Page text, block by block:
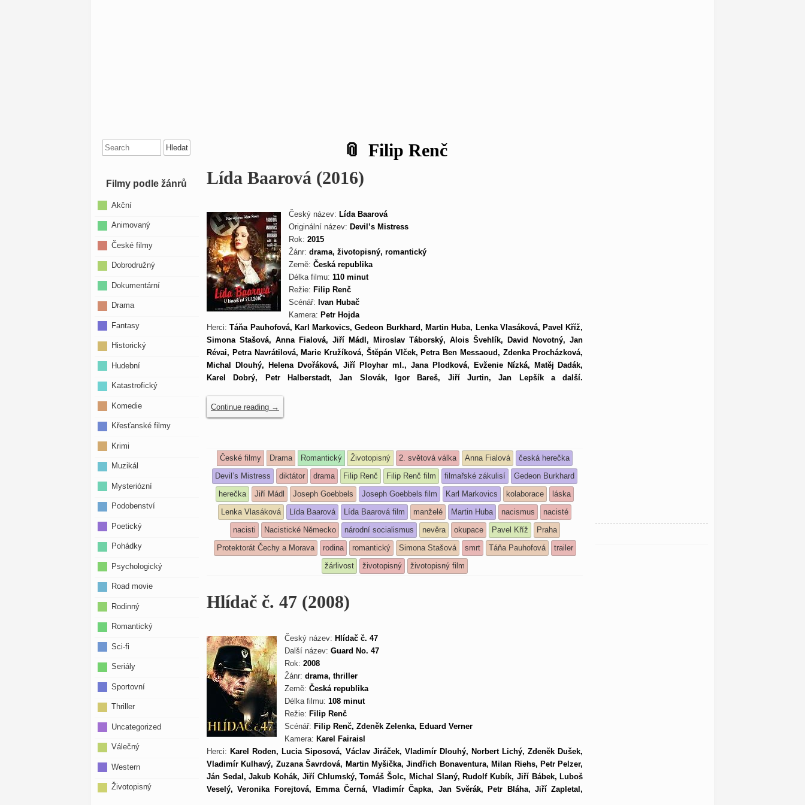
Filip Renč
Lída Baarová (2016)
Český název: Lída Baarová
Originální název: Devil’s Mistress
Rok: 2015
Žánr: drama, životopisný, romantický
Země: Česká republika
Délka filmu: 110 minut
Režie: Filip Renč
Scénář: Ivan Hubač
Kamera: Petr Hojda
Herci:Táňa Pauhofová, Karl Markovics, Gedeon Burkhard, Martin Huba, Lenka Vlasáková, Pavel Kříž,
Simona Stašová, Anna Fialová, Jiří Mádl, Miroslav Táborský, Alois Švehlík, David Novotný, Jan
Révai, Petra Navrátilová, Marie Kružíková, Štěpán Vlček, Petra Ben Messaoud, Zdenka Procházková,
Michal Dlouhý, Helena Dvořáková, Jiří Ployhar ml., Jana Plodková, Evženie Nízká, Matěj Dadák,
Karel Dobrý, Petr Halberstadt, Jan Slovák, Igor Bareš, Jiří Jurtin, Jan Lepšík a další.
Continue reading →
České filmy Drama Romantický Životopisný 2. světová válka Anna Fialová
česká herečka
Devil’s Mistress
diktátor drama Filip Renč Filip Renč film filmařské zákulisí
Gedeon Burkhard
herečka
Jiří Mádl Joseph Goebbels Joseph Goebbels film Karl Markovics kolaborace
láska
Lenka Vlasáková
Lída Baarová Lída Baarová film manželé Martin Huba nacismus
nacisté
nacisti
Nacistické Německo národní socialismus nevěra okupace Pavel Kříž
Praha
Protektorát Čechy a Morava
rodina romantický Simona Stašová smrt Táňa Pauhofová
trailer
žárlivost
životopisný životopisný film
Hlídač č. 47 (2008)
Český název: Hlídač č. 47
Další název: Guard No. 47
Rok: 2008
Žánr: drama, thriller
Země: Česká republika
Délka filmu: 108 minut
Režie: Filip Renč
Scénář: Filip Renč, Zdeněk Zelenka, Eduard Verner
Kamera: Karel Fairaisl
Herci: Karel Roden, Lucia Siposová, Václav Jiráček, Vladimír Dlouhý, Norbert Lichý, Zdeněk Dušek,
Vladimír Kulhavý, Zuzana Šavrdová, Martin Myšička, Jindřich Bonaventura, Milan Riehs, Petr Pelzer,
Ján Sedal, Jakub Kohák, Jiří Chlumský, Tomáš Šolc, Michal Slaný, Rudolf Kubík, Jiří Bábek, Luboš
Veselý, Veronika Forejtová, Emma Černá, Vladimír Čapka, Jan Svěrák, Petr Bláha, Jiří Zapletal,
Search
for:
Filmy podle žánrů
Akční
Animovaný
České filmy
Dobrodružný
Dokumentární
Drama
Fantasy
Historický
Hudební
Katastrofický
Komedie
Křesťanské filmy
Krimi
Muzikál
Mysteriózní
Podobenství
Poetický
Pohádky
Psychologický
Road movie
Rodinný
Romantický
Sci-fi
Seriály
Sportovní
Thriller
Uncategorized
Válečný
Western
Životopisný